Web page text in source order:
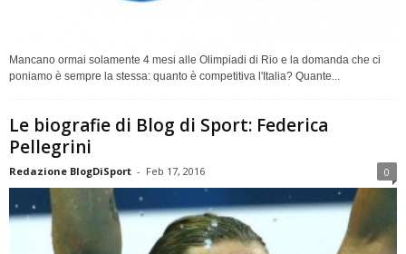
Mancano ormai solamente 4 mesi alle Olimpiadi di Rio e la domanda che ci
poniamo è sempre la stessa: quanto è competitiva l'Italia? Quante...
Le biografie di Blog di Sport: Federica
Pellegrini
Redazione BlogDiSport - Feb 17, 2016 0